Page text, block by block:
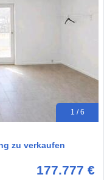
1 / 6
zu verkaufen
177.777 €